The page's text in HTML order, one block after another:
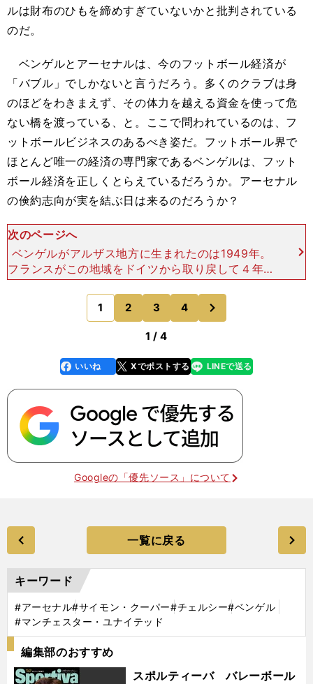
ルは財布のひもを締めすぎていないかと批判されている
のだ。
ベンゲルとアーセナルは、今のフットボール経済が
「バブル」でしかないと言うだろう。多くのクラブは身
のほどをわきまえず、その体力を越える資金を使って危
ない橋を渡っている、と。ここで問われているのは、フ
ットボールビジネスのあるべき姿だ。フットボール界で
ほとんど唯一の経済の専門家であるベンゲルは、フット
ボール経済を正しくとらえているだろうか。アーセナル
の倹約志向が実を結ぶ日は来るのだろうか？
次のページへ
ベンゲルがアルザス地方に生まれたのは1949年。
フランスがこの地域をドイツから取り戻して４年後
のことだ。両親はドゥトレンハイムという小さな町
でカフェを営んでいた。 今のベンゲルは、公の場
ではキリリと
1 2 3 4
のページへ
1 / 4
faceboo
k
いいね Xでポストする
line LINEで送る
Googleの「優先ソース」について
一覧に戻る
キーワード
#アーセナル#サイモン・クーパー#チェルシー#ベンゲル
#マンチェスター・ユナイテッド
編集部のおすすめ
スポルティーバ バレーボール